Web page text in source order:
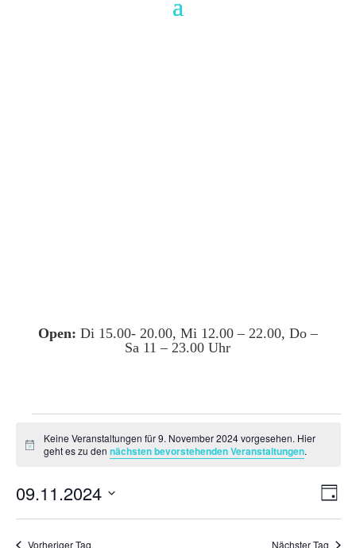
Open: Di 15.00- 20.00, Mi 12.00 – 22.00, Do –
Sa 11 – 23.00 Uhr
für
November
2024
Hinweis
Keine Veranstaltungen für 9. November 2024 vorgesehen. Hier
geht es zu dennächsten bevorstehenden Veranstaltungen.
Tag
09.11.2024
Vorheriger Tag Nächster Tag